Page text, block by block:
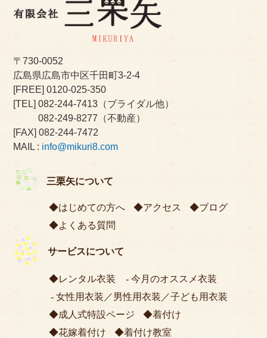
〒730-0052
広島県広島市中区千田町3-2-4
[FREE]0120-025-350
[TEL] 082-244-7413 （ブライダル他）
082-249-8277 （不動産）
[FAX] 082-244-7472
MAIL : info@mikuri8.com
三栗矢について
はじめての方へ アクセス
ブログ
よくある質問
サービスについて
レンタル衣装
今月のオススメ衣装
女性用衣装 ／男性用衣装 ／子ども用衣装
成人式特設ページ
着付け
花嫁着付け
着付け教室